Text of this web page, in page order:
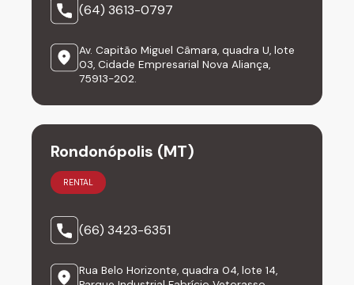
(64) 3613-0797
Av. Capitão Miguel Câmara, quadra U, lote
03, Cidade Empresarial Nova Aliança,
75913-202.
Rondonópolis (MT)
RENTAL
(66) 3423-6351
Rua Belo Horizonte, quadra 04, lote 14,